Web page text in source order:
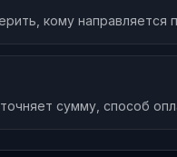
кому направляется
сумму, способ